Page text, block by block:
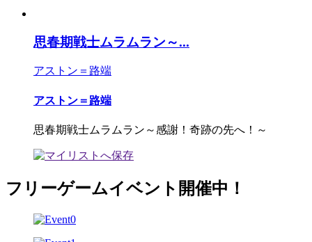
思春期戦士ムラムラン～...
アストン＝路端
アストン＝路端
思春期戦士ムラムラン～感謝！奇跡の先へ！～
フリーゲームイベント開催中！